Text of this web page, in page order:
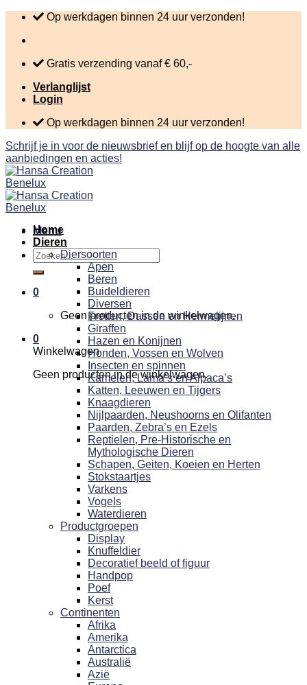
Skip
content
Op werkdagen binnen 24 uur verzonden!
Gratis verzending vanaf € 60,-
Verlanglijst
Login
Op werkdagen binnen 24 uur verzonden!
Schrijf je in voor de nieuwsbrief en blijf op de hoogte van alle
aanbiedingen en acties!
Menu
Zoeken
naar:
0
Geen producten in de winkelwagen.
0
Winkelwagen
Geen producten in de winkelwagen.
Home
Dieren
Diersoorten
Apen
Beren
Buideldieren
Diversen
Fretten, Dassen en Hermelijnen
Giraffen
Hazen en Konijnen
Honden, Vossen en Wolven
Insecten en spinnen
Kamelen, Lama’s en Alpaca’s
Katten, Leeuwen en Tijgers
Knaagdieren
Nijlpaarden, Neushoorns en Olifanten
Paarden, Zebra’s en Ezels
Reptielen, Pre-Historische en
Mythologische Dieren
Schapen, Geiten, Koeien en Herten
Stokstaartjes
Varkens
Vogels
Waterdieren
Productgroepen
Display
Knuffeldier
Decoratief beeld of figuur
Handpop
Poef
Kerst
Continenten
Afrika
Amerika
Antarctica
Australië
Azië